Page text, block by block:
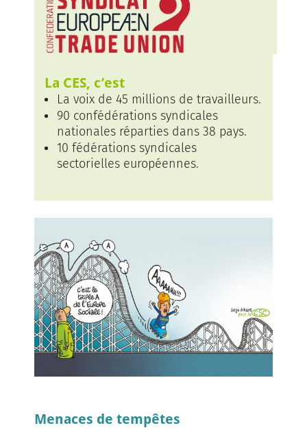
La CES, c’est
La voix de 45 millions de travailleurs.
90 confédérations syndicales
nationales réparties dans 38 pays.
10 fédérations syndicales
sectorielles européennes.
Menaces de tempêtes